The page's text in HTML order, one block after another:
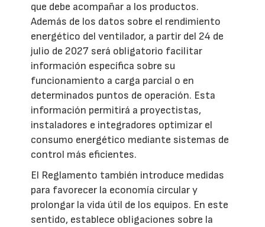
que debe acompañar a los productos.
Además de los datos sobre el rendimiento
energético del ventilador, a partir del 24 de
julio de 2027 será obligatorio facilitar
información específica sobre su
funcionamiento a carga parcial o en
determinados puntos de operación. Esta
información permitirá a proyectistas,
instaladores e integradores optimizar el
consumo energético mediante sistemas de
control más eficientes.
El Reglamento también introduce medidas
para favorecer la economía circular y
prolongar la vida útil de los equipos. En este
sentido, establece obligaciones sobre la